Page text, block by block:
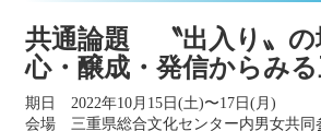
共通論題 〝出入り〟
心・醸成・発信からみ
期日 2022年10月15日(土)〜17日(月)
会場 三重県総合文化センター内男女共同